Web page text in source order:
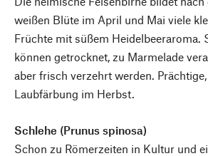
weißen Blüte im April und Mai viele
Früchte mit süßem Heidelbeeraroma.
können getrocknet, zu Marmelade
aber frisch verzehrt werden.
Laubfärbung im Herbst.
Schlehe (Prunus spinosa)
Schon zu Römerzeiten in Kultur und